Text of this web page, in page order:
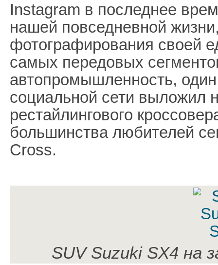
Instagram в последнее
нашей повседневной
фотографирования своей
самых передовых
автопромышленность, один
социальной сети выложил
рестайлингового
большинства любителей
Cross.
SUV Suzuki SX4 на